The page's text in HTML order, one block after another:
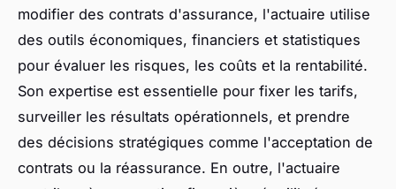
modifier des contrats d'assurance, l'actuaire utilise
des outils économiques, financiers et statistiques
pour évaluer les risques, les coûts et la rentabilité.
Son expertise est essentielle pour fixer les tarifs,
surveiller les résultats opérationnels, et prendre
des décisions stratégiques comme l'acceptation de
contrats ou la réassurance. En outre, l'actuaire